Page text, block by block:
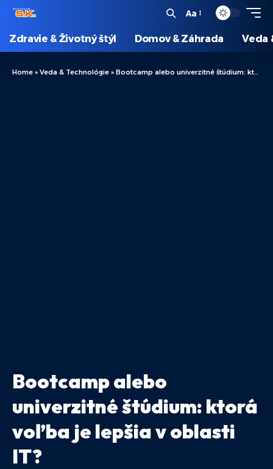
Aa
Zdravie & Životný štýl Domov & Záhrada Veda
Home » Veda & Technológie » Bootcamp alebo univerzitné štúdium: ktorá voľba je lepšia v oblasti IT?
Bootcamp alebo
univerzitné štúdium: ktorá
voľba je lepšia v oblasti
IT?